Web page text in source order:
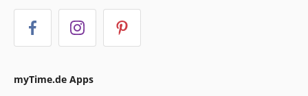
myTime.de Apps